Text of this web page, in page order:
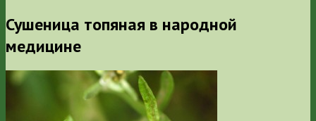
Сушеница топяная в народной
медицине